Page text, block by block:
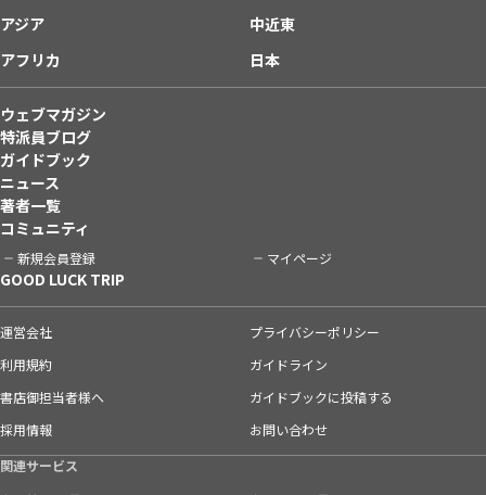
アジア
中近東
アフリカ
日本
ウェブマガジン
特派員ブログ
ガイドブック
ニュース
著者一覧
コミュニティ
新規会員登録 マイページ
GOOD LUCK TRIP
運営会社
プライバシーポリシー
利用規約
ガイドライン
書店御担当者様へ
ガイドブックに投稿する
採用情報
お問い合わせ
関連サービス